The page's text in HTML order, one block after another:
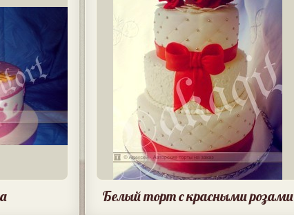
Белый торт с красными розами